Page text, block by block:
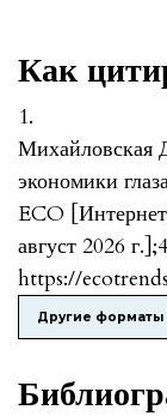
Как
1.
Михайловская
экономики
ECO
август 2026
https://
Другие форматы